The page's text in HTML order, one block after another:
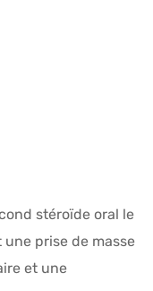
stéroïde oral le
une prise de masse
et une